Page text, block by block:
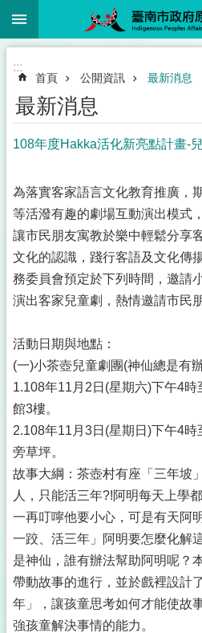
跳到主要內容區塊
:::
首頁 公開資訊 最新消息
最新消息
108年度Hakka活化新亮點計畫-
為落實客家語言文化教育推廣，
等活潑有趣的劇場互動演出模式
讓市民朋友寓教於樂中輕鬆分享
文化的認識，踐行客語及文化傳
務委員會預定於下列時間，邀請
演出客家兒童劇，熱情邀請市民
活動日期與地點：
(一)小茶壺兒童劇團(神仙總是有
1.108年11月2日(星期六)下午4
館3樓。
2.108年11月3日(星期日)下午4
旁草坪。
故事大綱：茶壺村有座「三年坡
人，只能活三年?!阿明每天上學
一再叮嚀他要小心，可是有天阿
一跤、活三年」阿明要怎麼化解
是神仙，誰有辦法幫助阿明呢？
帶動故事的進行，並於戲裡設計
年」，讓孩童思考如何才能使故
強孩童解決事情的能力。